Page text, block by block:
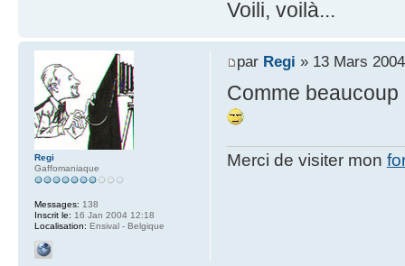
Voili, voilà...
par Regi » 13 Mars
Comme
Merci de visiter mon
Regi
Gaffomaniaque
Messages: 138
Inscrit le: 16 Jan 2004 12:18
Localisation: Ensival - Belgique